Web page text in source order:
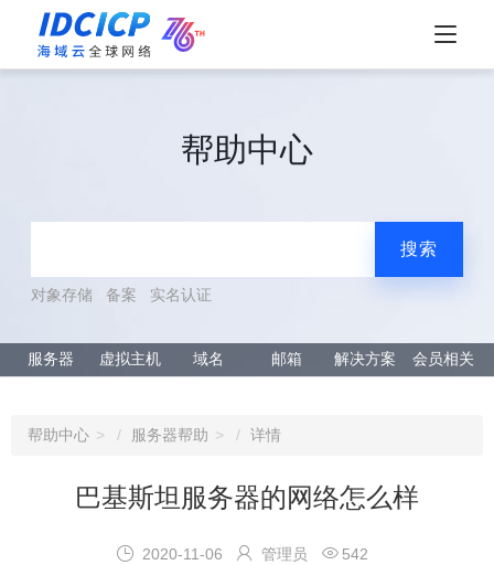
帮助中心
搜索
对象存储 备案 实名认证
服务器 虚拟主机 域名 邮箱 解决方案 会员相关
帮助中心 服务器帮助 详情
巴基斯坦服务器的网络怎么样
 2020-11-06  管理员  542